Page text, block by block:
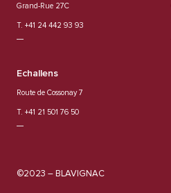
Grand-Rue 27C
T. +41 24 442 93 93
Echallens
Route de Cossonay 7
T. +41 21 501 76 50
©2023 – BLAVIGNAC